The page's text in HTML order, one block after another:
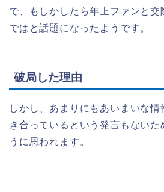
で、もしかしたら年上ファンと交
ではと話題になったようです。
破局した理由
しかし、あまりにもあいまいな
き合っているという発言もないた
うに思われます。